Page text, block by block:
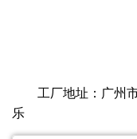
工厂地址：广州
乐